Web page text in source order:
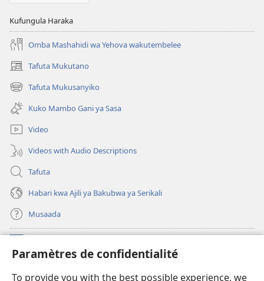
Paramètres de confidentialité
To provide you with the best possible experience, we
Kufungula Haraka
Omba Mashahidi wa Yehova wakutembelee
Tafuta Mukutano
(opens
new
window)
Tafuta Mukusanyiko
(opens
new
window)
Kuko Mambo Gani ya Sasa
Video
Videos with Audio Descriptions
Tafuta
Habari kwa Ajili ya Bakubwa ya Serikali
Musaada
(opens
new
Maktaba ku Enternete